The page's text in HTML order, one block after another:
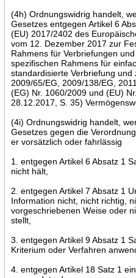
(4h) Ordnungswidrig handelt,
Gesetzes entgegen Artikel 6
(EU) 2017/2402 des
vom 12. Dezember 2017 zur
Rahmens für Verbriefungen
spezifischen Rahmens für
standardisierte Verbriefung
2009/65/EG, 2009/138/EG,
(EG) Nr. 1060/2009 und (EU)
28.12.2017, S. 35)
(4i) Ordnungswidrig handelt,
Gesetzes gegen die
er vorsätzlich oder fahrlässig
1. entgegen Artikel 6 Absatz 1
nicht hält,
2. entgegen Artikel 7 Absatz 1
Information nicht, nicht richtig,
vorgeschriebenen Weise oder
stellt,
3. entgegen Artikel 9 Absatz 1
Kriterium oder Verfahren
4. entgegen Artikel 18 Satz 1